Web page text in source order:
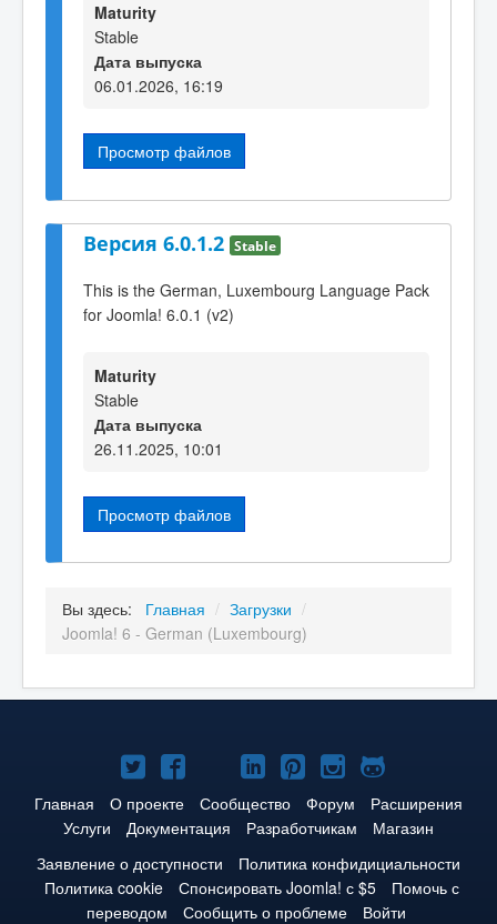
Maturity
Stable
Дата выпуска
06.01.2026, 16:19
Просмотр файлов
Версия 6.0.1.2 Stable
This is the German, Luxembourg Language Pack
for Joomla! 6.0.1 (v2)
Maturity
Stable
Дата выпуска
26.11.2025, 10:01
Просмотр файлов
Вы здесь: Главная / Загрузки /
Joomla! 6 - German (Luxembourg)
Joomla!
в
Твиттере
Joomla!
в
Facebook
Joomla!
в
YouTube
Joomla!
в
LinkedIn
Joomla!
в
Pinterest
Joomla!
в
Instagram
Joomla!
на
GitHub
Главная О проекте Сообщество Форум
Расширения
Услуги
Документация Разработчикам
Магазин
Заявление о доступности
Политика конфидициальности
Политика cookie
Спонсировать Joomla! с $5
Помочь с
переводом
Сообщить о проблеме Войти